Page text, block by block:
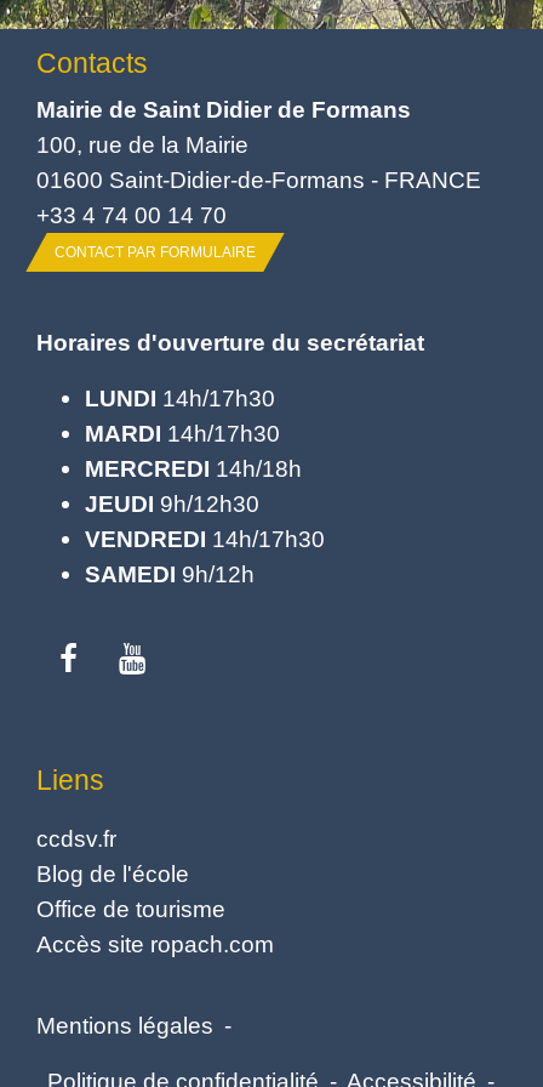
Contacts
Mairie de Saint Didier de Formans
100, rue de la Mairie
01600 Saint-Didier-de-Formans - FRANCE
+33 4 74 00 14 70
CONTACT PAR FORMULAIRE
Horaires d'ouverture du secrétariat
LUNDI 14h/17h30
MARDI 14h/17h30
MERCREDI 14h/18h
JEUDI 9h/12h30
VENDREDI 14h/17h30
SAMEDI 9h/12h
Liens
ccdsv.fr
Blog de l'école
Office de tourisme
Accès site ropach.com
Mentions légales -
Politique de confidentialité - Accessibilité -